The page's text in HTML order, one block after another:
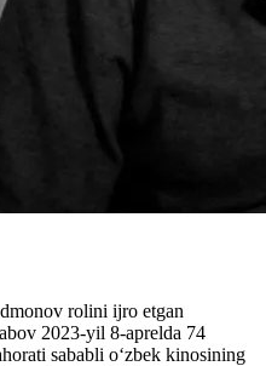
rolini ijro etgan
2023-yil 8-aprelda 74
sababli o‘zbek kinosining